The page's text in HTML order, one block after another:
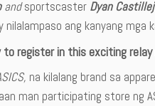
andsportscaster Dyan
ang kanyang mga
to register in this exciting relay
na kilalang brand sa
man participating store ng